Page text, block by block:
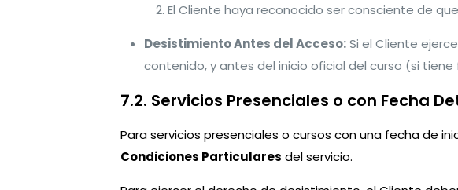
El Cliente haya reconocido ser consciente de
Desistimiento Antes del Acceso:Si el Cliente
contenido, y antes del inicio oficial del curso (si
7.2. Servicios Presenciales o con Fecha
Para servicios presenciales o cursos con una fecha de
Condiciones Particulares del servicio.